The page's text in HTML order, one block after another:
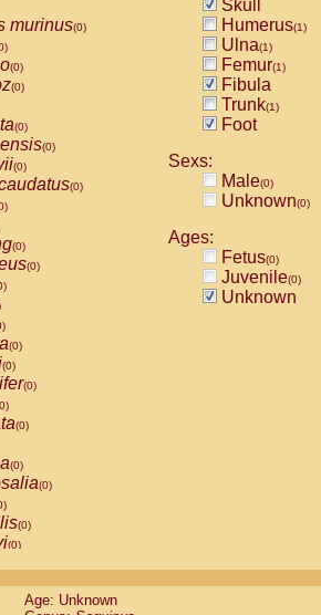
murinus(0)
(0)
(0)
(0)
(0)
(0)
(0)
(0)
(0)
(0)
(0)
(0)
(0)
(0)
(0)
(0)
(0)
(0)
(0)
Skull
Humerus(1)
Ulna(1)
Femur(1)
Fibula
Trunk(1)
Foot
Sexs:
Male(0)
Unknown(0)
Ages:
Fetus(0)
Juvenile(0)
Unknown
Age: Unknown